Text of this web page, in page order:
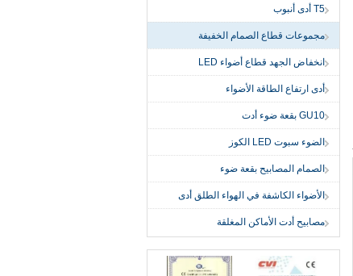
T5 أدى أنبوب
مجموعات قطاع الصمام الخفيفة
انخفاض الجهد قطاع أضواء LED
أدى ارتفاع الطاقة الأضواء
GU10 بقعة ضوء أدت
الضوء سبوت LED الكوز
الصمام المصابيح بقعة ضوء
الأضواء الكاشفة في الهواء الطلق أدى
مصابيح أدت الأماكن المغلقة